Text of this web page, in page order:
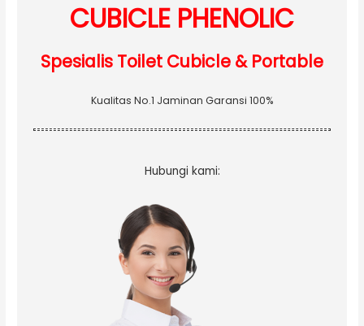
CUBICLE PHENOLIC
Spesialis Toilet Cubicle & Portable
Kualitas No.1 Jaminan Garansi 100%
Hubungi kami: